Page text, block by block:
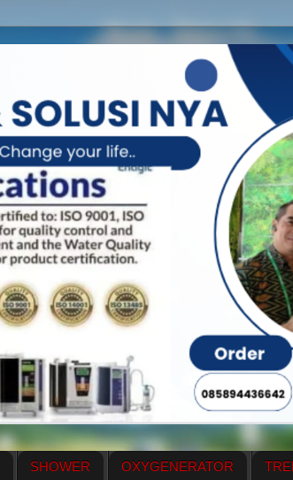
SHOWER OXYGENERATOR